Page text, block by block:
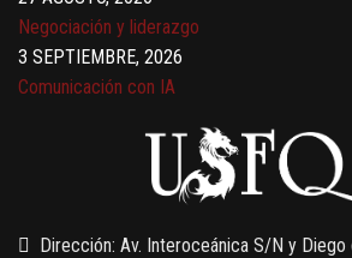
Negociación y liderazgo
3 SEPTIEMBRE, 2026
Comunicación con IA
Gobernanza de datos
Finanzas para no financieros
Dirección: Av. Interoceánica S/N y Diego